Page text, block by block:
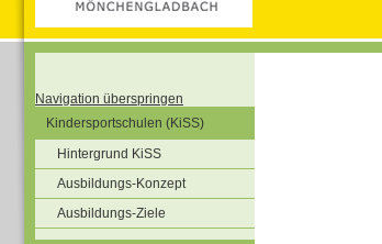
Navigation überspringen
Kindersportschulen (KiSS)
Hintergrund KiSS
Ausbildungs-Konzept
Ausbildungs-Ziele